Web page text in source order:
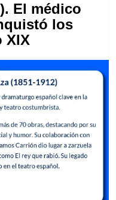
El médico
los
XIX